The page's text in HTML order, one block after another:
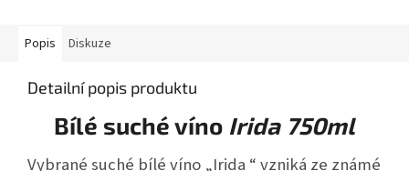
Popis Diskuze
Detailní popis produktu
Bílé suché víno Irida 750ml
Vybrané suché bílé víno „Irida “ vzniká ze známé